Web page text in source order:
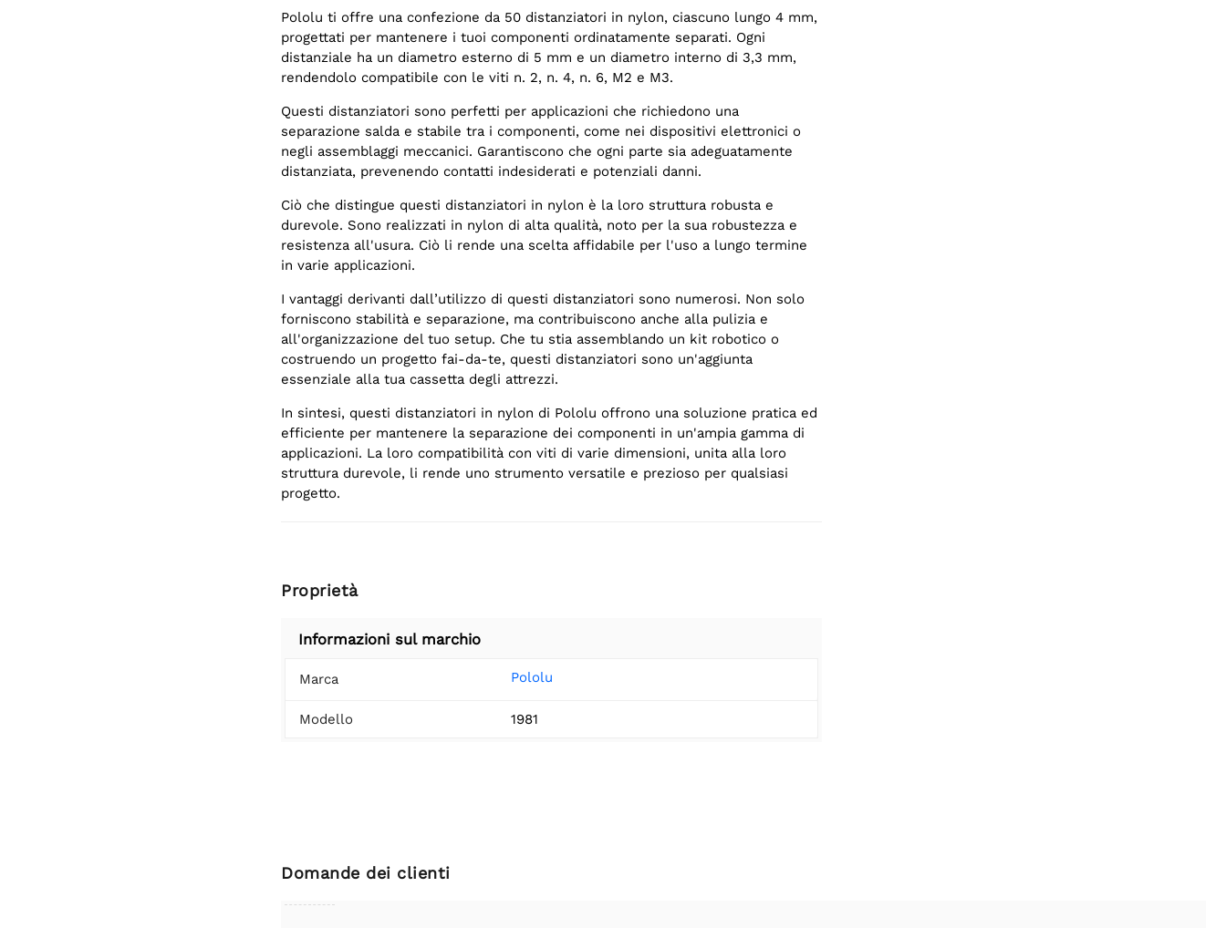
Pololu ti offre una confezione da 50 distanziatori in nylon, ciascuno lungo 4 mm,
progettati per mantenere i tuoi componenti ordinatamente separati. Ogni
distanziale ha un diametro esterno di 5 mm e un diametro interno di 3,3 mm,
rendendolo compatibile con le viti n. 2, n. 4, n. 6, M2 e M3.
Questi distanziatori sono perfetti per applicazioni che richiedono una
separazione salda e stabile tra i componenti, come nei dispositivi elettronici o
negli assemblaggi meccanici. Garantiscono che ogni parte sia adeguatamente
distanziata, prevenendo contatti indesiderati e potenziali danni.
Ciò che distingue questi distanziatori in nylon è la loro struttura robusta e
durevole. Sono realizzati in nylon di alta qualità, noto per la sua robustezza e
resistenza all'usura. Ciò li rende una scelta affidabile per l'uso a lungo termine
in varie applicazioni.
I vantaggi derivanti dall’utilizzo di questi distanziatori sono numerosi. Non solo
forniscono stabilità e separazione, ma contribuiscono anche alla pulizia e
all'organizzazione del tuo setup. Che tu stia assemblando un kit robotico o
costruendo un progetto fai-da-te, questi distanziatori sono un'aggiunta
essenziale alla tua cassetta degli attrezzi.
In sintesi, questi distanziatori in nylon di Pololu offrono una soluzione pratica ed
efficiente per mantenere la separazione dei componenti in un'ampia gamma di
applicazioni. La loro compatibilità con viti di varie dimensioni, unita alla loro
struttura durevole, li rende uno strumento versatile e prezioso per qualsiasi
progetto.
Proprietà
Informazioni sul marchio
Marca Pololu
Modello 1981
Domande dei clienti